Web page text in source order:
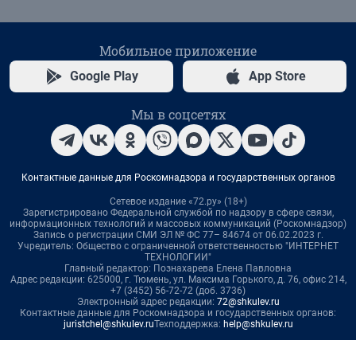
Мобильное приложение
Google Play App Store
Мы в соцсетях
Контактные данные для Роскомнадзора и государственных органов
Сетевое издание «72.ру» (18+)
Зарегистрировано Федеральной службой по надзору в сфере связи,
информационных технологий и массовых коммуникаций (Роскомнадзор)
Запись о регистрации СМИ ЭЛ № ФС 77– 84674 от 06.02.2023 г.
Учредитель: Общество с ограниченной ответственностью "ИНТЕРНЕТ
ТЕХНОЛОГИИ"
Главный редактор: Познахарева Елена Павловна
Адрес редакции: 625000, г. Тюмень, ул. Максима Горького, д. 76, офис 214,
+7 (3452) 56-72-72 (доб. 3736)
Электронный адрес редакции: 72@shkulev.ru
Контактные данные для Роскомнадзора и государственных органов:
juristchel@shkulev.ruТехподдержка: help@shkulev.ru